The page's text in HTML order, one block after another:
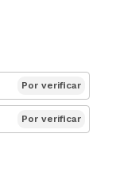
Por verificar
Por verificar